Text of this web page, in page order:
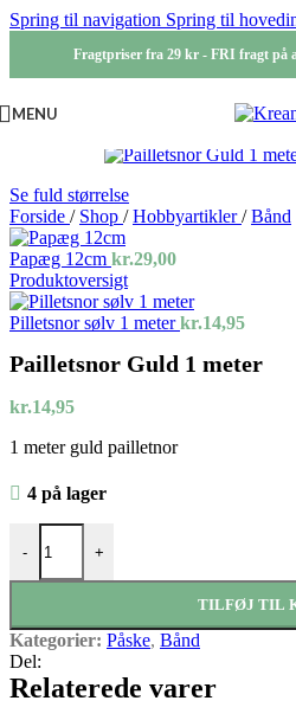
Spring til navigation Spring til
Fragtpriser fra 29 kr - FRI fragt på
MENU
Se fuld størrelse
Forside / Shop / Hobbyartikler/ Bånd
Papæg 12cm kr.29,00
Produktoversigt
Pilletsnor sølv 1 meterkr.14,95
Pailletsnor Guld 1 meter
kr.14,95
1 meter guld pailletnor
4 på lager
-
Pailletsnor Guld 1 meter antal
+
TILFØJ TIL
Kategorier: Påske, Bånd
Del:
Relaterede varer